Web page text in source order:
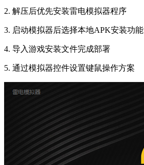
2. 解压后优先安装雷电模拟器程序
3. 启动模拟器后选择本地APK安装功能
4. 导入游戏安装文件完成部署
5. 通过模拟器控件设置键鼠操作方案